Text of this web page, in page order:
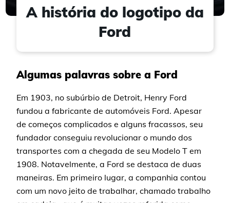
A história do logotipo da
Ford
Algumas palavras sobre a Ford
Em 1903, no subúrbio de Detroit, Henry Ford
fundou a fabricante de automóveis Ford. Apesar
de começos complicados e alguns fracassos, seu
fundador conseguiu revolucionar o mundo dos
transportes com a chegada de seu Modelo T em
1908. Notavelmente, a Ford se destaca de duas
maneiras. Em primeiro lugar, a companhia contou
com um novo jeito de trabalhar, chamado trabalho